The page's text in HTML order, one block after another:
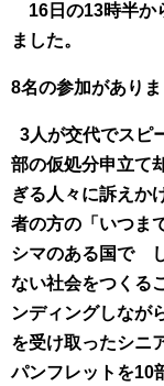
16 日の13時半か
ました。
8名の参加がありま
3人が交代でスピ
部の仮処分申立て
ぎる人々に訴えか
者の方の「いつ
シマのある国で
ない社会をつくる
ンディングしなが
を受け取ったシニ
パンフレットを10